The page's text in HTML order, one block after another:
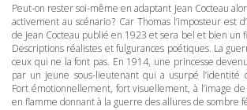
Peut-on rester soi-même en adaptant Jean Cocteau
activement au scénario ? Car Thomas l’imposteur est
de Jean Cocteau publié en 1923 et sera bel et bien un
Descriptions réalistes et fulgurances poétiques. La
ceux qui ne la font pas. En 1914, une princesse
par un jeune sous-lieutenant qui a usurpé l’identité
Fort émotionnellement, fort visuellement, à l’image
en flamme donnant à la guerre des allures de sombre